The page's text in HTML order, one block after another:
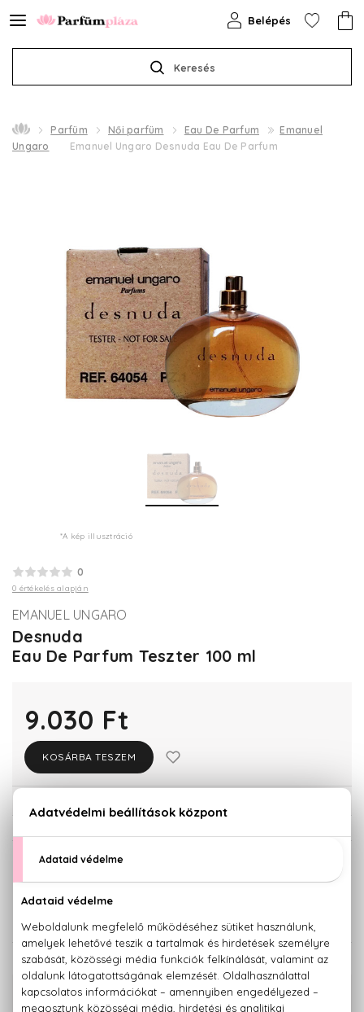
Keresés
Belépés
Parfüm Női parfüm Eau De Parfum
Emanuel
Ungaro
Emanuel Ungaro Desnuda Eau De Parfum
*A kép illusztráció
0
0 értékelés alapján
EMANUEL UNGARO
Desnuda
Eau De Parfum Teszter 100 ml
9.030 Ft
KOSÁRBA TESZEM
KISZERELÉS KIVÁLASZTÁSA
KAPCSOLÓDÓ TERMÉKEK
100% eredeti termékek,14 napos visszaküldési garanciával